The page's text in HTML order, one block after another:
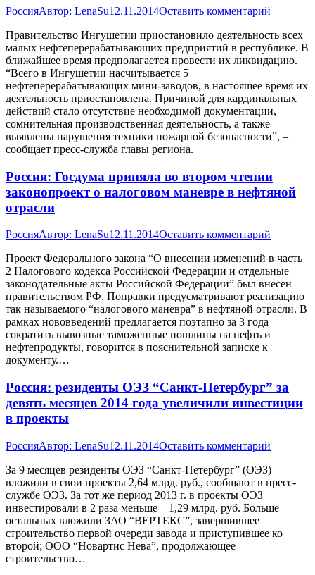
РоссияАвтор: LenaSu12.11.2014Оставить комментарий
Правительство Ингушетии приостановило деятельность всех
малых нефтеперерабатывающих предприятий в республике. В
ближайшее время предполагается провести их ликвидацию.
“Всего в Ингушетии насчитывается 5
нефтеперерабатывающих мини-заводов, в настоящее время их
деятельность приостановлена. Причиной для кардинальных
действий стало отсутствие необходимой документации,
сомнительная производственная деятельность, а также
выявлены нарушения техники пожарной безопасности”, –
сообщает пресс-служба главы региона.
Россия: Госдума приняла во втором чтении
законопроект о налоговом маневре в нефтяной
отрасли
РоссияАвтор: LenaSu12.11.2014Оставить комментарий
Проект Федерального закона “О внесении изменений в часть
2 Налогового кодекса Российской Федерации и отдельные
законодательные акты Российской Федерации” был внесен
правительством РФ. Поправки предусматривают реализацию
так называемого “налогового маневра” в нефтяной отрасли. В
рамках нововведений предлагается поэтапно за 3 года
сократить вывозные таможенные пошлины на нефть и
нефтепродукты, говорится в пояснительной записке к
документу.…
Россия: резиденты ОЭЗ “Санкт-Петербург” за
девять месяцев 2014 года увеличили инвестиции
в проекты
РоссияАвтор: LenaSu12.11.2014Оставить комментарий
За 9 месяцев резиденты ОЭЗ “Санкт-Петербург” (ОЭЗ)
вложили в свои проекты 2,64 млрд. руб., сообщают в пресс-
службе ОЭЗ. За тот же период 2013 г. в проекты ОЭЗ
инвестировали в 2 раза меньше – 1,29 млрд. руб. Больше
остальных вложили ЗАО “ВЕРТЕКС”, завершившее
строительство первой очереди завода и приступившее ко
второй; ООО “Новартис Нева”, продолжающее
строительство…